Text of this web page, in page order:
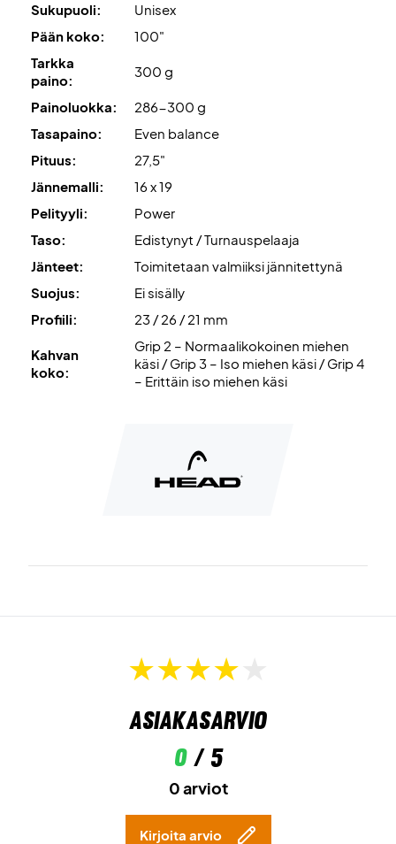
Hy-Bortuo lisää vakautta ja jämäkämmän
pallokosketuksen.
Auxetic 2.0parantaa palautetta ja vahvistaa yhteyttä
palloon.
Spin Pattern
avoimella 16x19 jännityskuviolla lisää
spinniominaisuuksia.
Spin Grommets
antavat enemmän jänneliikettä tehoa ja
Spin Shaft
optimoi lateraalisen vakauden ja lisää
spinniominaisuuksia.
Sound Grommets
kasvattavat jänneliikettä ja optimoivat
äänen ja värähtelyn pallokosketuksessa.
: TOIMITETAAN TEHTASJÄNNITYKSELLÄ.
Suosittelemme kuitenkin ammattimaista jännityspalvelua!
Sukupuoli:
Unisex
Pään koko:
100"
Tarkka
paino:
300 g
Painoluokka:
286-300 g
Tasapaino:
Even balance
Pituus:
27,5"
Jännemalli:
16 x 19
Pelityyli:
Power
Taso:
Edistynyt / Turnauspelaaja
Jänteet:
Toimitetaan valmiiksi jännitettynä
Suojus:
Ei sisälly
Profiili:
23 / 26 / 21 mm
Kahvan
koko:
Grip 2 – Normaalikokoinen miehen
käsi / Grip 3 – Iso miehen käsi / Grip 4
– Erittäin iso miehen käsi
Asiakasarvio
0/ 5
0 arviot
Kirjoita arvio